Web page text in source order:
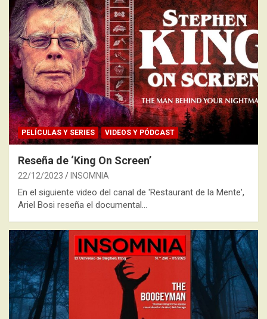
PELÍCULAS Y SERIES VIDEOS Y PÓDCAST
Reseña de ‘King On Screen’
22/12/2023 INSOMNIA
En el siguiente video del canal de 'Restaurant de la Mente',
Ariel Bosi reseña el documental…